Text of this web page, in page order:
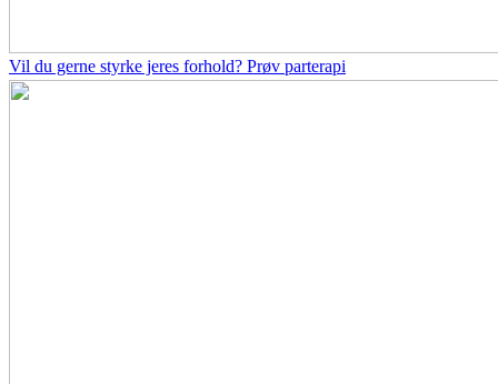
Vil du gerne styrke jeres forhold? Prøv parterapi